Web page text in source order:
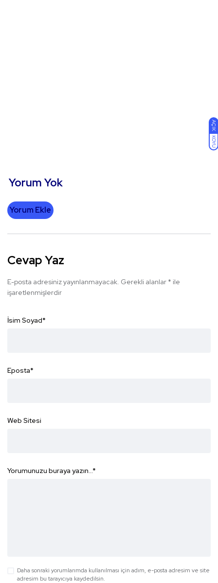
AÇIK
KOYU
Yorum Yok
Yorum Ekle
Cevap Yaz
E-posta adresiniz yayınlanmayacak. Gerekli alanlar * ile
işaretlenmişlerdir
İsim Soyad*
Eposta*
Web Sitesi
Yorumunuzu buraya yazın... *
Daha sonraki yorumlarımda kullanılması için adım, e-posta adresim ve site
adresim bu tarayıcıya kaydedilsin.